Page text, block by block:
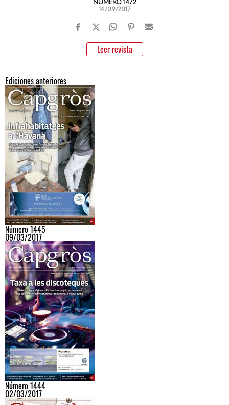
NÚMERO 1472
14/09/2017
Leer revista
Ediciones anteriores
Número 1445
09/03/2017
Número 1444
02/03/2017